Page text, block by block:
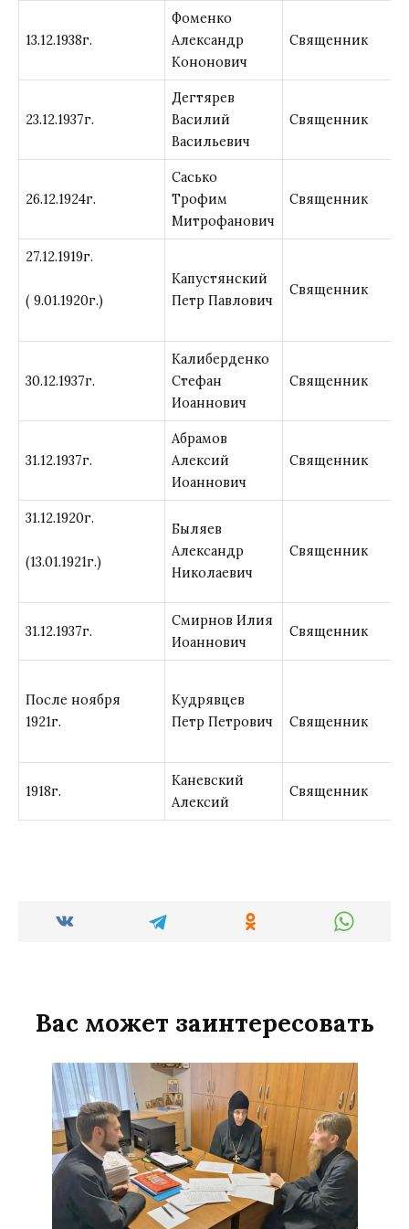
13.12.1938г.
Фоменко
Александр
Кононович
Священник
23.12.1937г.
Дегтярев
Василий
Васильевич
Священник
26.12.1924г.
Сасько
Трофим
Митрофанович
Священник
27.12.1919г.
( 9.01.1920г.)
Капустянский
Петр Павлович
Священник
30.12.1937г.
Калиберденко
Стефан
Иоаннович
Священник
31.12.1937г.
Абрамов
Алексий
Иоаннович
Священник
31.12.1920г.
(13.01.1921г.)
Быляев
Александр
Николаевич
Священник
31.12.1937г.
Смирнов Илия
Иоаннович
Священник
После ноября
1921г.
Кудрявцев
Петр Петрович
Священник
1918г.
Каневский
Алексий
Священник
Вас может заинтересовать